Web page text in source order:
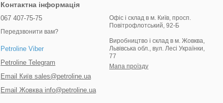
Контактна інформація
067 407-75-75
Передзвонити вам?
Petroline Viber
Petroline Telegram
Email Київ sales@petroline.ua
Email Жовква info@petroline.ua
Офіс і склад в м. Київ, просп.
Повітрофлотський, 92-Б
Виробництво і склад в м. Жовква,
Львівська обл., вул. Лесі Українки,
77
Мапа проїзду